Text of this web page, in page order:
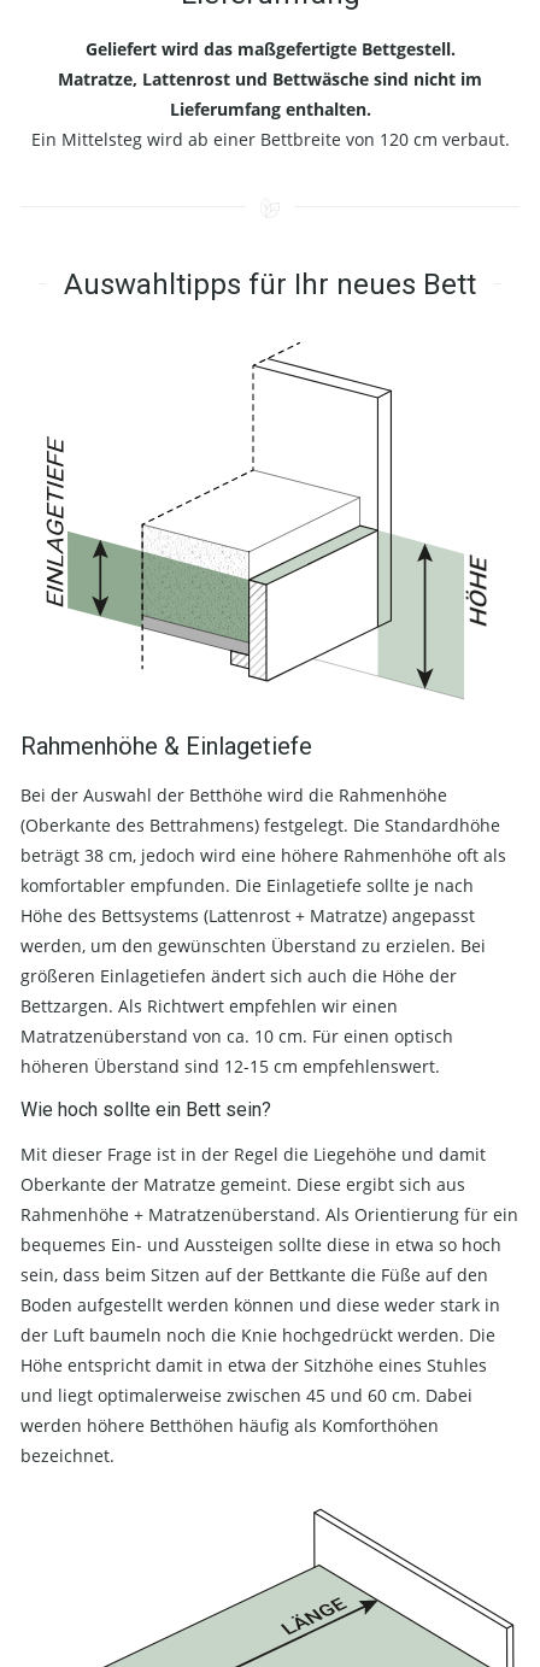
Geliefert wird das maßgefertigte Bettgestell.
Matratze, Lattenrost und Bettwäsche sind nicht im
Lieferumfang enthalten.
Ein Mittelsteg wird ab einer Bettbreite von 120 cm verbaut.
Auswahltipps für Ihr neues Bett
Rahmenhöhe & Einlagetiefe
Bei der Auswahl der Betthöhe wird die Rahmenhöhe
(Oberkante des Bettrahmens) festgelegt. Die Standardhöhe
beträgt 38 cm, jedoch wird eine höhere Rahmenhöhe oft als
komfortabler empfunden. Die Einlagetiefe sollte je nach
Höhe des Bettsystems (Lattenrost + Matratze) angepasst
werden, um den gewünschten Überstand zu erzielen. Bei
größeren Einlagetiefen ändert sich auch die Höhe der
Bettzargen. Als Richtwert empfehlen wir einen
Matratzenüberstand von ca. 10 cm. Für einen optisch
höheren Überstand sind 12-15 cm empfehlenswert.
Wie hoch sollte ein Bett sein?
Mit dieser Frage ist in der Regel die Liegehöhe und damit
Oberkante der Matratze gemeint. Diese ergibt sich aus
Rahmenhöhe + Matratzenüberstand. Als Orientierung für ein
bequemes Ein- und Aussteigen sollte diese in etwa so hoch
sein, dass beim Sitzen auf der Bettkante die Füße auf den
Boden aufgestellt werden können und diese weder stark in
der Luft baumeln noch die Knie hochgedrückt werden. Die
Höhe entspricht damit in etwa der Sitzhöhe eines Stuhles
und liegt optimalerweise zwischen 45 und 60 cm. Dabei
werden höhere Betthöhen häufig als Komforthöhen
bezeichnet.